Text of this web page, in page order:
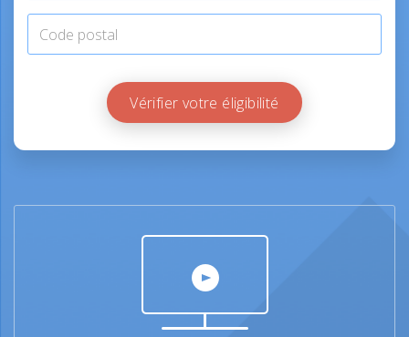
Vérifier votre éligibilité